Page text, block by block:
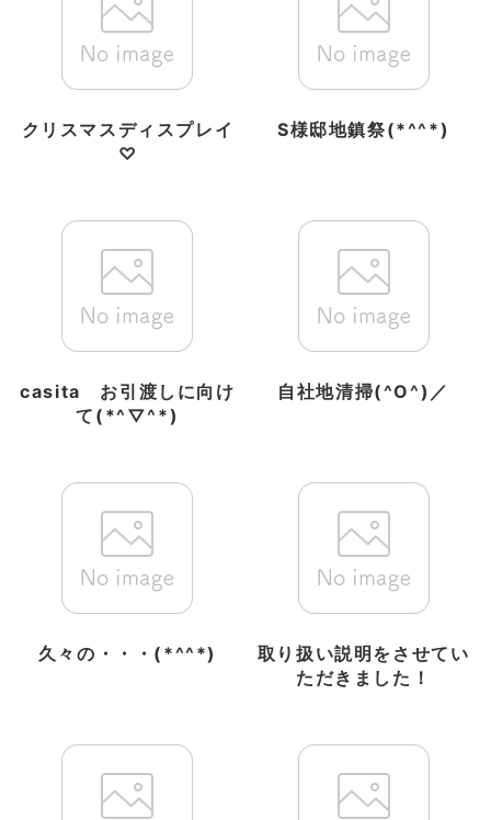
クリスマスディスプレイ
♡
S様邸地鎮祭(*^^*)
casita お引渡しに向け
て(*^▽^*)
自社地清掃(^O^)／
久々の・・・(*^^*)
取り扱い説明をさせてい
ただきました！